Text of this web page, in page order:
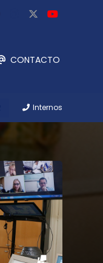
CONTACTO
Internos